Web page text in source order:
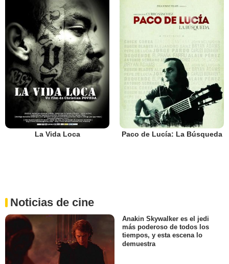
La Vida Loca Paco de Lucía: La Búsqueda
Noticias de cine
Anakin Skywalker es el jedi
más poderoso de todos los
tiempos, y esta escena lo
demuestra